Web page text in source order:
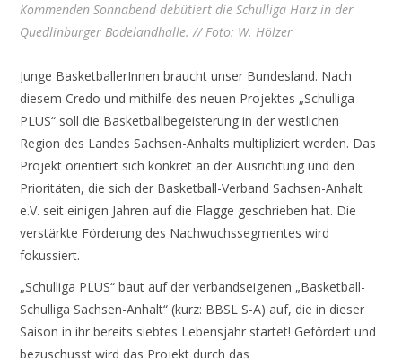
Kommenden Sonnabend debütiert die Schulliga Harz in der
Quedlinburger Bodelandhalle. // Foto: W. Hölzer
Junge BasketballerInnen braucht unser Bundesland. Nach
diesem Credo und mithilfe des neuen Projektes „Schulliga
PLUS“ soll die Basketballbegeisterung in der westlichen
Region des Landes Sachsen-Anhalts multipliziert werden. Das
Projekt orientiert sich konkret an der Ausrichtung und den
Prioritäten, die sich der Basketball-Verband Sachsen-Anhalt
e.V. seit einigen Jahren auf die Flagge geschrieben hat. Die
verstärkte Förderung des Nachwuchssegmentes wird
fokussiert.
„Schulliga PLUS“ baut auf der verbandseigenen „Basketball-
Schulliga Sachsen-Anhalt“ (kurz: BBSL S-A) auf, die in dieser
Saison in ihr bereits siebtes Lebensjahr startet! Gefördert und
bezuschusst wird das Projekt durch das